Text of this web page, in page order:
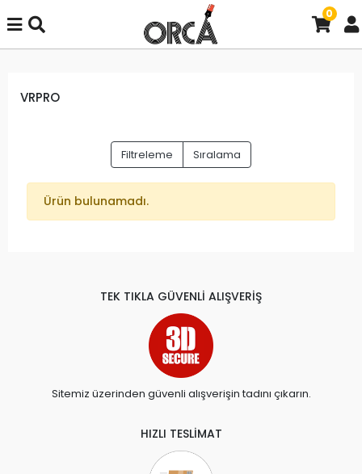
0
VRPRO
Filtreleme Sıralama
Ürün bulunamadı.
TEK TIKLA GÜVENLİ ALIŞVERİŞ
Sitemiz üzerinden güvenli alışverişin tadını çıkarın.
HIZLI TESLİMAT